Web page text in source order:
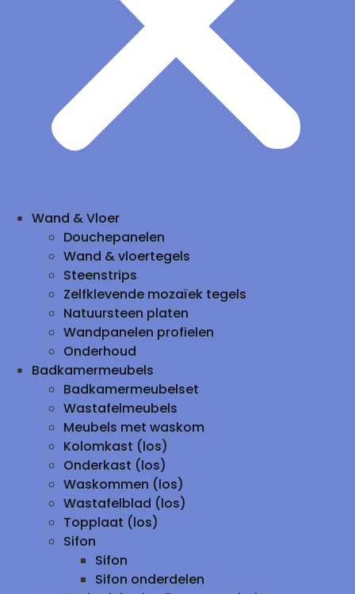
Wand & Vloer
Douchepanelen
Wand & vloertegels
Steenstrips
Zelfklevende mozaïek tegels
Natuursteen platen
Wandpanelen profielen
Onderhoud
Badkamermeubels
Badkamermeubelset
Wastafelmeubels
Meubels met waskom
Kolomkast (los)
Onderkast (los)
Waskommen (los)
Wastafelblad (los)
Topplaat (los)
Sifon
Sifon
Sifon onderdelen